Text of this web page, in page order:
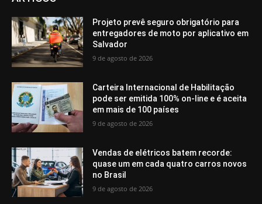
Projeto prevê seguro obrigatório para
entregadores de moto por aplicativo em
Salvador
9 de agosto de 2026
Carteira Internacional de Habilitação
pode ser emitida 100% on-line e é aceita
em mais de 100 países
9 de agosto de 2026
Vendas de elétricos batem recorde:
quase um em cada quatro carros novos
no Brasil
9 de agosto de 2026